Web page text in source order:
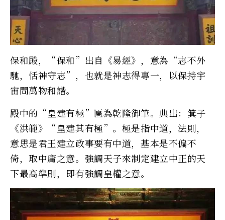
保和殿，“保和”出自《易經》，意為“志不外
馳，恬神守志”，也就是神志得專一，以保持宇
宙間萬物和諧。
殿中的“皇建有極”匾為乾隆御筆。典出：箕子
《洪範》“皇建其有極”。極是指中道，法則，
意思是君王建立政事要有中道，基本是不偏不
倚，取中庸之意。強調天子來制定建立中正的天
下最高準則，即有強調皇權之意。